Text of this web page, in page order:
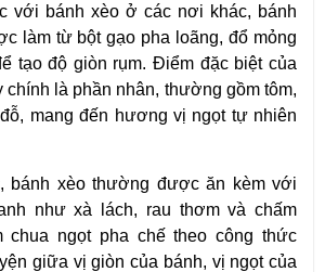
với bánh xèo ở các nơi khác, bánh
làm từ bột gạo pha loãng, đổ mỏng
tạo độ giòn rụm. Điểm đặc biệt của
chính là phần nhân, thường gồm tôm,
mang đến hương vị ngọt tự nhiên
bánh xèo thường được ăn kèm với
như xà lách, rau thơm và chấm
chua ngọt pha chế theo công thức
giữa vị giòn của bánh, vị ngọt của